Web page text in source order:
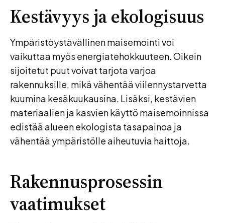
Kestävyys ja ekologisuus
Ympäristöystävällinen maisemointi voi
vaikuttaa myös energiatehokkuuteen. Oikein
sijoitetut puut voivat tarjota varjoa
rakennuksille, mikä vähentää viilennystarvetta
kuumina kesäkuukausina. Lisäksi, kestävien
materiaalien ja kasvien käyttö maisemoinnissa
edistää alueen ekologista tasapainoa ja
vähentää ympäristölle aiheutuvia haittoja.
Rakennusprosessin
vaatimukset